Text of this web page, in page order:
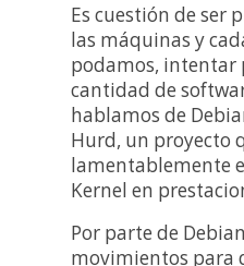
Es cuestión de ser
las máquinas y
podamos, intentar
cantidad de
hablamos de
Hurd, un proyecto
lamentablemente
Kernel en
Por parte de
movimientos para